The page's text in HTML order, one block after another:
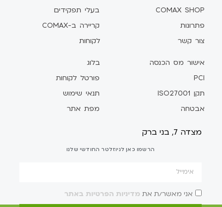
COMAX SHOP
פתרונות
צור קשר
בעלי תפקידים
קריירה ב-COMAX
לקוחות
אישור מס הכנסה
PCI
תקן ISO27001
אבטחה
בלוג
פורטל לקוחות
תנאי שימוש
מפת אתר
מצדה 7, בני ברק
הרשמו כאן לניוזלטר החודשי שלנו
אני מאשר/ת את מדיניות הפרטיות באתר